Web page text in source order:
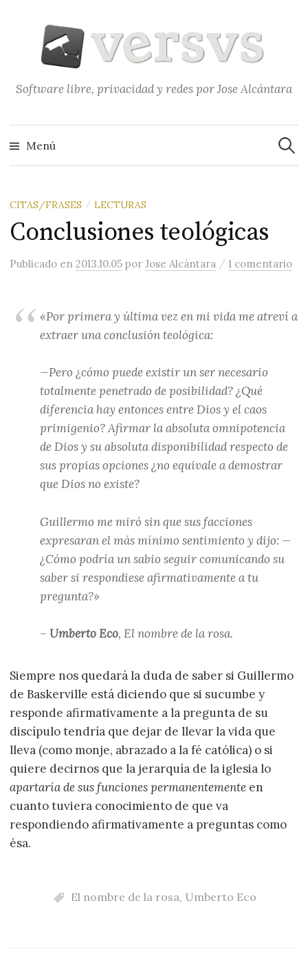
contenido
Software libre, privacidad y redes por Jose Alcántara
Menú
CITAS/FRASES / LECTURAS
Conclusiones teológicas
Publicado en2013.10.05 porJose Alcántara /1 comentario
«Por primera y última vez en mi vida me atreví a
extraer una conclusión teológica:
—Pero ¿cómo puede existir un ser necesario
totalmente penetrado de posibilidad? ¿Qué
diferencia hay entonces entre Dios y el caos
primigenio? Afirmar la absoluta omnipotencia
de Dios y su absoluta disponibilidad respecto de
sus propias opciones ¿no equivale a demostrar
que Dios no existe?
Guillermo me miró sin que sus facciones
expresaran el más mínimo sentimiento y dijo: —
¿Cómo podría un sabio seguir comunicando su
saber si respondiese afirmativamente a tu
pregunta?»
– Umberto Eco,El nombre de la rosa.
Siempre nos quedará la duda de saber si Guillermo
de Baskerville está diciendo que si sucumbe y
responde afirmativamente a la pregunta de su
discípulo tendría que dejar de llevar la vida que
lleva (como monje, abrazado a la fé católica) o si
quiere decirnos que la jerarquía de la iglesia lo
apartaría de sus funciones permanentemente en
cuanto tuviera conocimiento de que va
respondiendo afirmativamente a preguntas como
ésa.
El nombre de la rosa, Umberto Eco